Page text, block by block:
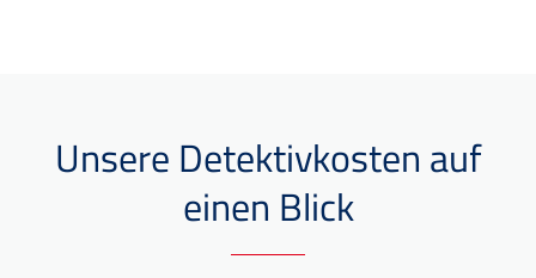
​Unsere Detektivkosten auf
einen Blick